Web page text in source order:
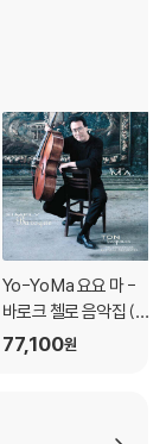
은 독일음악의
아나 프랑스의
Yo-Yo Ma 요요 마 -
바로크 첼로 음악집 (Si
mply Baroque) [청록
77,100원